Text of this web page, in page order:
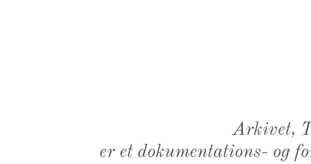
Arkivet,
er et dokumentations- og